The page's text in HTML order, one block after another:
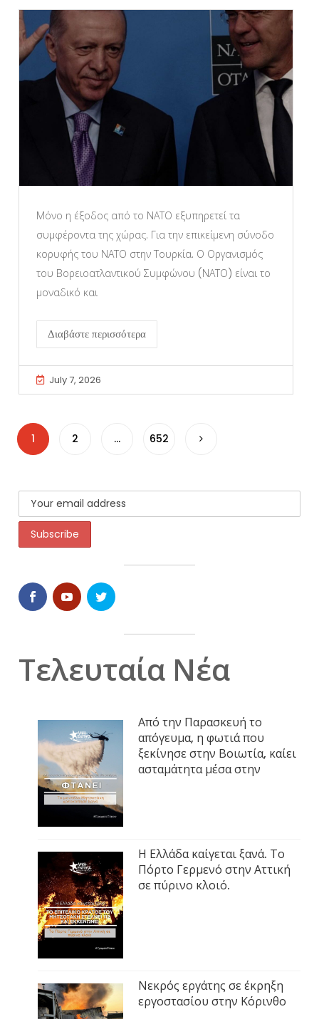
Μόνο η έξοδος από το ΝΑΤΟ εξυπηρετεί τα
συμφέροντα της χώρας. Για την επικείμενη σύνοδο
κορυφής του ΝΑΤΟ στην Τουρκία. Ο Οργανισμός
του Βορειοατλαντικού Συμφώνου (ΝΑΤΟ) είναι το
μοναδικό και
Διαβάστε περισσότερα
July 7, 2026
1 2 … 652
Τελευταία Νέα
Από την Παρασκευή το
απόγευμα, η φωτιά που
ξεκίνησε στην Βοιωτία, καίει
ασταμάτητα μέσα στην
Η Ελλάδα καίγεται ξανά. Το
Πόρτο Γερμενό στην Αττική
σε πύρινο κλοιό.
Νεκρός εργάτης σε έκρηξη
εργοστασίου στην Κόρινθο